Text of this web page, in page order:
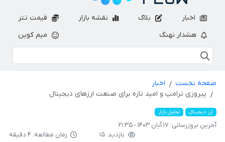
اخبار بلاگ نقشه بازار
قیمت تتر
هشدار نهنگ
میم کوین
صفحه نخست
اخبار
پیروزی ترامپ و امید تازه برای صنعت ارزهای دیجیتال
ارز دیجیتال تحلیل بازار
آخرین بروزرسانی: ۱۷ آبان ۱۴۰۳ - ۲۱:۳۵
بازدید: ۱۵
زمان مطالعه: ۴ دقیقه